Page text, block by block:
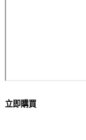
立即購買